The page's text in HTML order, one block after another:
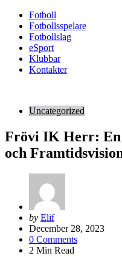
Fotboll
Fotbollsspelare
Fotbollslag
eSport
Klubbar
Kontakter
Uncategorized
Frövi IK Herr:
och
Posted
by
by Elif
December 28, 2023
0 Comments
2 Min Read